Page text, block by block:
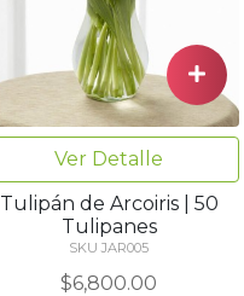
Ver Detalle
Tulipán de Arcoiris | 50
Tulipanes
SKU JAR005
$6,800.00